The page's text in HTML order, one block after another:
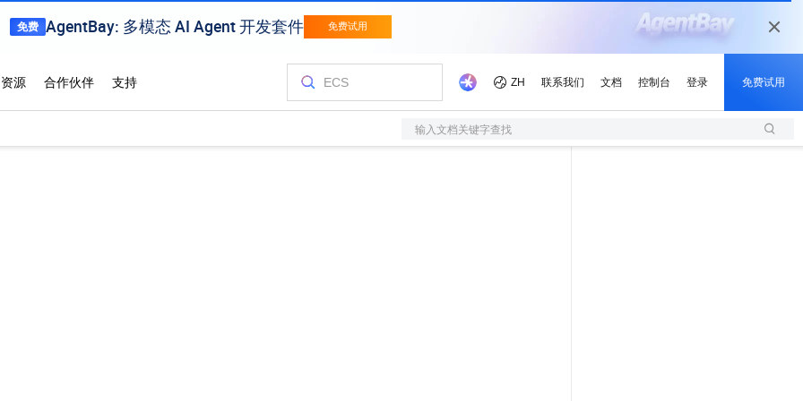
输入文档关键字查找